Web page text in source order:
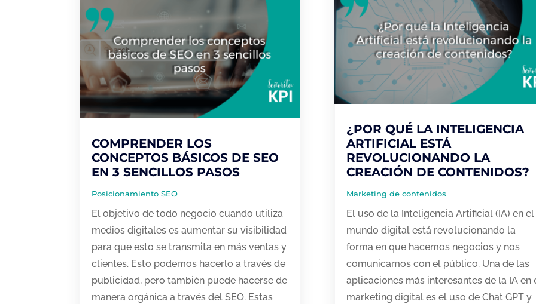
COMPRENDER LOS
CONCEPTOS BÁSICOS DE SEO
EN 3 SENCILLOS PASOS
Posicionamiento SEO
El objetivo de todo negocio cuando utiliza
medios digitales es aumentar su visibilidad
para que esto se transmita en más ventas y
clientes. Esto podemos hacerlo a través de
publicidad, pero también puede hacerse de
manera orgánica a través del SEO. Estas
¿POR QUÉ LA INTELIGENCIA
ARTIFICIAL ESTÁ
REVOLUCIONANDO LA
CREACIÓN DE CONTENIDOS?
Marketing de contenidos
El uso de la Inteligencia Artificial (IA) en el
mundo digital está revolucionando la
forma en que hacemos negocios y nos
comunicamos con el público. Una de las
aplicaciones más interesantes de la IA en
marketing digital es el uso de Chat GPT y